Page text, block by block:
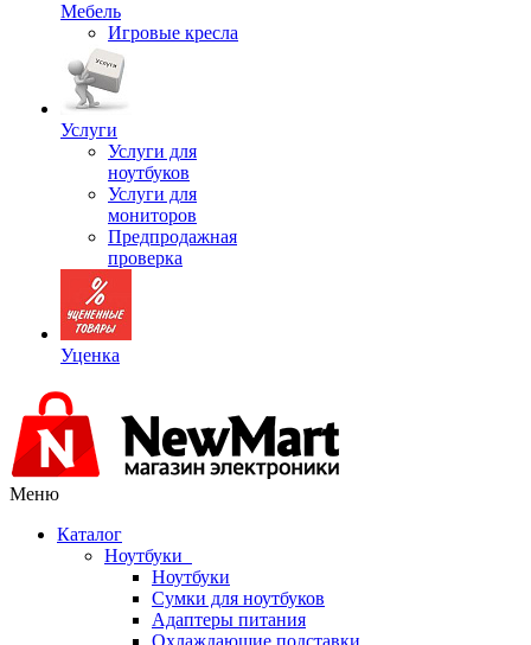
Мебель
Игровые кресла
Услуги
Услуги для
ноутбуков
Услуги для
мониторов
Предпродажная
проверка
Уценка
Меню
Каталог
Ноутбуки
Ноутбуки
Сумки для ноутбуков
Адаптеры питания
Охлаждающие подставки